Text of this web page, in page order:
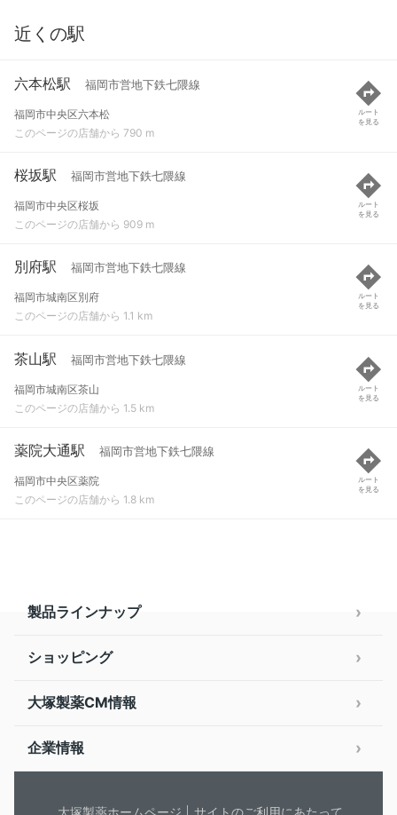
近くの駅
六本松駅 福岡市営地下鉄七隈線
福岡市中央区六本松
このページの店舗から 790 m
ルート
を見る
桜坂駅 福岡市営地下鉄七隈線
福岡市中央区桜坂
このページの店舗から 909 m
ルート
を見る
別府駅 福岡市営地下鉄七隈線
福岡市城南区別府
このページの店舗から 1.1 km
ルート
を見る
茶山駅 福岡市営地下鉄七隈線
福岡市城南区茶山
このページの店舗から 1.5 km
ルート
を見る
薬院大通駅 福岡市営地下鉄七隈線
福岡市中央区薬院
このページの店舗から 1.8 km
ルート
を見る
製品ラインナップ
ショッピング
大塚製薬CM情報
企業情報